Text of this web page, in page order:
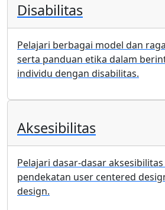
Disabilitas
Pelajari berbagai model dan
serta panduan etika dalam
individu dengan disabilitas.
Aksesibilitas
Pelajari dasar-dasar
pendekatan user centered
design.